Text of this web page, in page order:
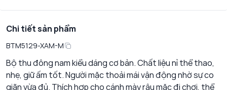
Chi tiết sản phẩm
BTM5129-XAM-M
Bộ thu đông nam kiểu dáng cơ bản. Chất liệu nỉ thể thao,
nhẹ, giữ ấm tốt. Người mặc thoải mái vận động nhờ sự co
giãn vừa đủ. Thích hợp cho cánh mày râu mặc đi chơi, thể